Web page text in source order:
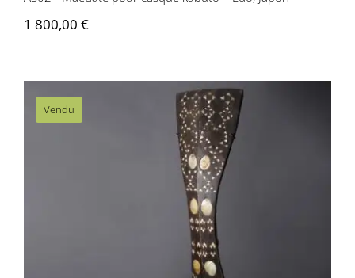
1 800,00 €
Vendu
AS006 Bouclier Salawaku – Halmahera
Indonésie